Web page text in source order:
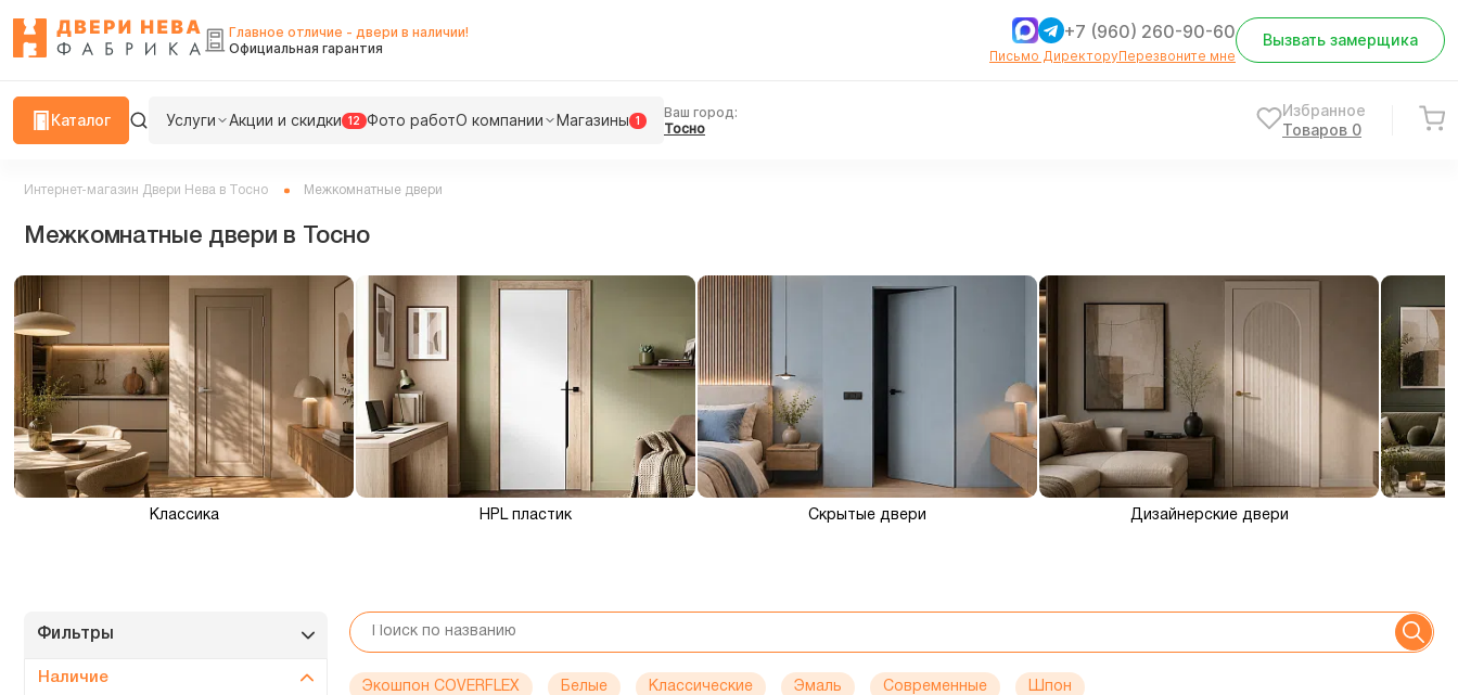
Главное отличие - двери в наличии!
Официальная гарантия
+7 (960) 260-90-60
Письмо ДиректоруПерезвоните мне
Вызвать замерщика
Каталог Услуги Акции и скидки 12 Фото работО компании Магазины 1
Ваш город:
Тосно
Избранное
Товаров 0
Интернет-магазин Двери Нева в Тосно Межкомнатные двери
Межкомнатные двери в Тосно
Классика HPL пластик Скрытые двери Дизайнерские двери
Фильтры
Наличие
Экошпон COVERFLEX Белые Классические Эмаль Современные Шпон